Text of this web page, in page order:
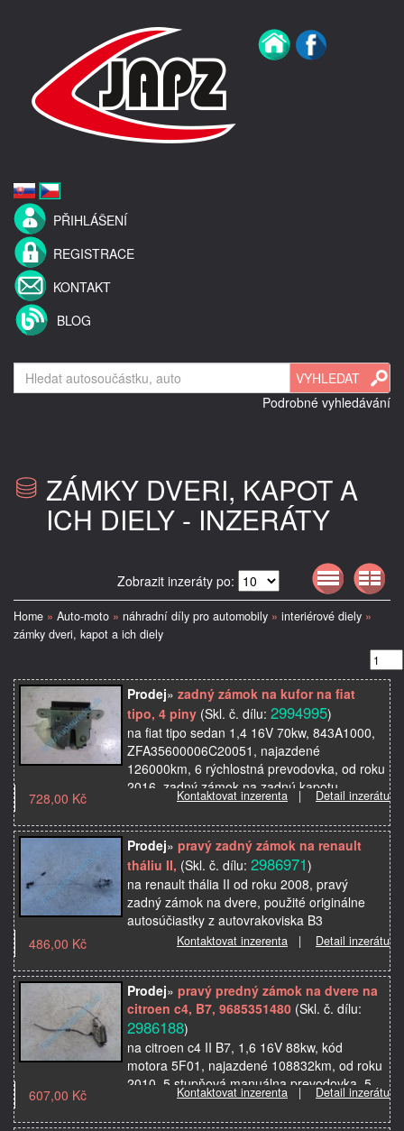
PŘIHLÁŠENÍ
REGISTRACE
KONTAKT
BLOG
Podrobné vyhledávání
ZÁMKY DVERI, KAPOT A
ICH DIELY - INZERÁTY
Zobrazit inzeráty po:
Home » Auto-moto » náhradní díly pro automobily » interiérové diely »
zámky dveri, kapot a ich diely
Prodej» zadný zámok na kufor na fiat
tipo, 4 piny (Skl. č. dílu: 2994995)
na fiat tipo sedan 1,4 16V 70kw, 843A1000,
ZFA35600006C20051, najazdené
126000km, 6 rýchlostná prevodovka, od roku
2016, zadný zámok na zadnú kapotu,
použité originálne autosúčia…
Kontaktovat inzerenta | Detail inzerátu
728,00 Kč
Prodej» pravý zadný zámok na renault
tháliu II, (Skl. č. dílu: 2986971)
na renault thália II od roku 2008, pravý
zadný zámok na dvere, použité originálne
autosúčiastky z autovrakoviska B3
Kontaktovat inzerenta | Detail inzerátu
486,00 Kč
Prodej» pravý predný zámok na dvere na
citroen c4, B7, 9685351480 (Skl. č. dílu:
2986188)
na citroen c4 II B7, 1,6 16V 88kw, kód
motora 5F01, najazdené 108832km, od roku
2010, 5 stupňová manuálna prevodovka, 5
dverový, VF7NC5FS0BY598523, pravý
predný zámok na dvere, k…
Kontaktovat inzerenta | Detail inzerátu
607,00 Kč